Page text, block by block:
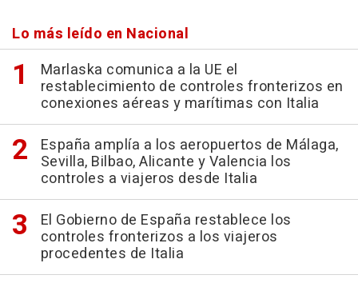
Lo más leído en Nacional
Marlaska comunica a la UE el
restablecimiento de controles fronterizos en
conexiones aéreas y marítimas con Italia
España amplía a los aeropuertos de Málaga,
Sevilla, Bilbao, Alicante y Valencia los
controles a viajeros desde Italia
El Gobierno de España restablece los
controles fronterizos a los viajeros
procedentes de Italia